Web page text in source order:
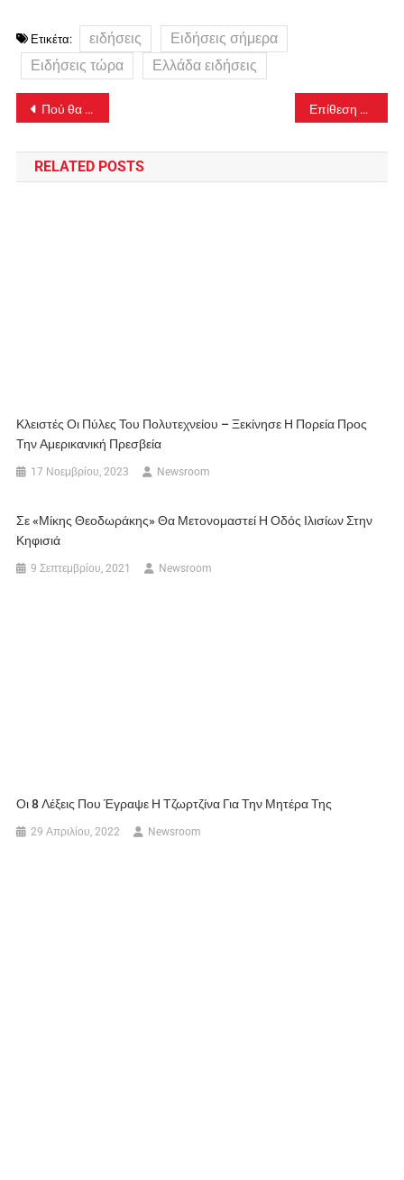
Ετικέτα: ειδήσεις
Ειδήσεις σήμερα
Ειδήσεις τώρα
Ελλάδα ειδήσεις
Πλοήγηση
άρθρων
Πού θα διενεργούνται δωρεάν rapid tests αύριο Δευτέρα Επίθεση από δεκάδες άτομα δέχθηκε αστυνομικός – Του άρπαξαν τον ασύρματο
RELATED POSTS
Κλειστές Οι Πύλες Του Πολυτεχνείου – Ξεκίνησε Η Πορεία Προς
Την Αμερικανική Πρεσβεία
17 Νοεμβρίου, 2023 Newsroom
Σε «Μίκης Θεοδωράκης» Θα Μετονομαστεί Η Οδός Ιλισίων Στην
Κηφισιά
9 Σεπτεμβρίου, 2021 Newsroom
Οι 8 Λέξεις Που Έγραψε Η Τζωρτζίνα Για Την Μητέρα Της
29 Απριλίου, 2022 Newsroom